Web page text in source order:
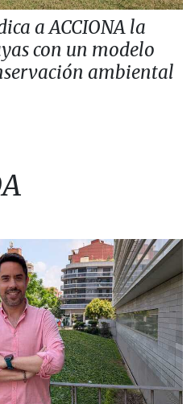
a ACCIONA la
con un modelo
ambiental